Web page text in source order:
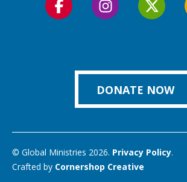
Follow
Follow
Follow
DONATE NOW
© Global Ministries 2026. Privacy Policy.
Crafted by Cornershop Creative